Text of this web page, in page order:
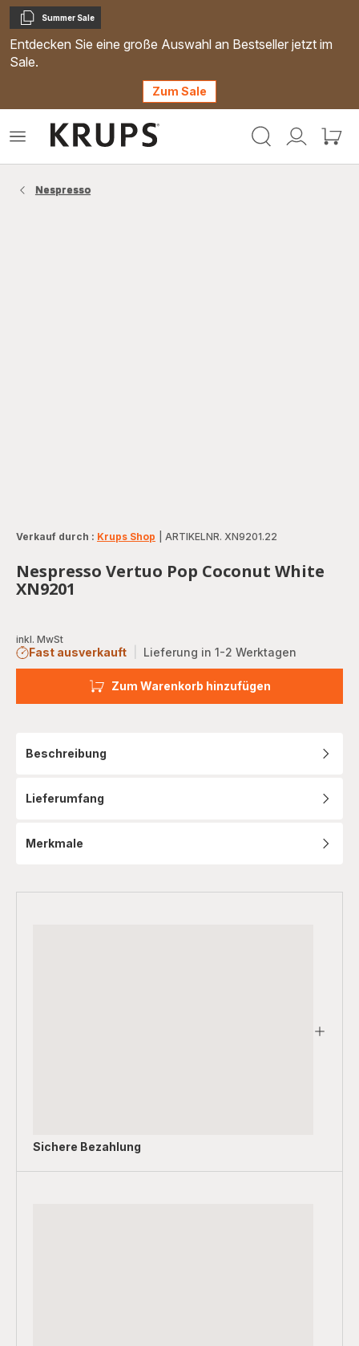
Kopieren
Summer Sale
Entdecken Sie eine große Auswahl an Bestseller jetzt im
Sale.
Zum Sale
Mein
Mein
Das
Nespresso
Verkauf durch : Krups Shop ARTIKELNR. XN9201.22
Nespresso Vertuo Pop Coconut White
XN9201
inkl. MwSt
Fast ausverkauft Lieferung in 1-2 Werktagen
Zum Warenkorb hinzufügen
Beschreibung
Lieferumfang
Merkmale
Sichere Bezahlung